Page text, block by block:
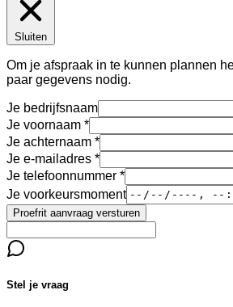
Sluiten
Om je afspraak in te kunnen plannen
paar gegevens nodig.
Je bedrijfsnaam
Je voornaam
Je achternaam
Je e-mailadres
Je telefoonnummer
Je voorkeursmoment
Proefrit aanvraag versturen
Stel je vraag